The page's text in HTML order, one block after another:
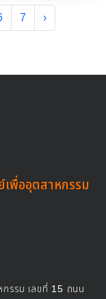
7 ›
พื่ออุตสาหกรรม
รรม เลขที่ 15 ถนน